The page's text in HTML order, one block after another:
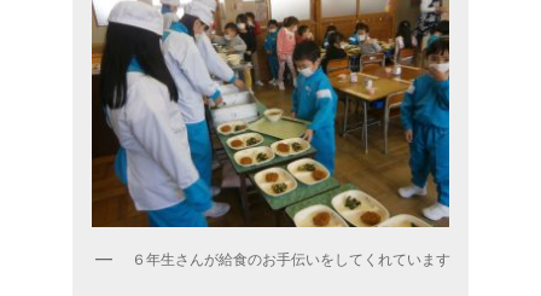
６年生さんが給食のお手伝いをしてくれています